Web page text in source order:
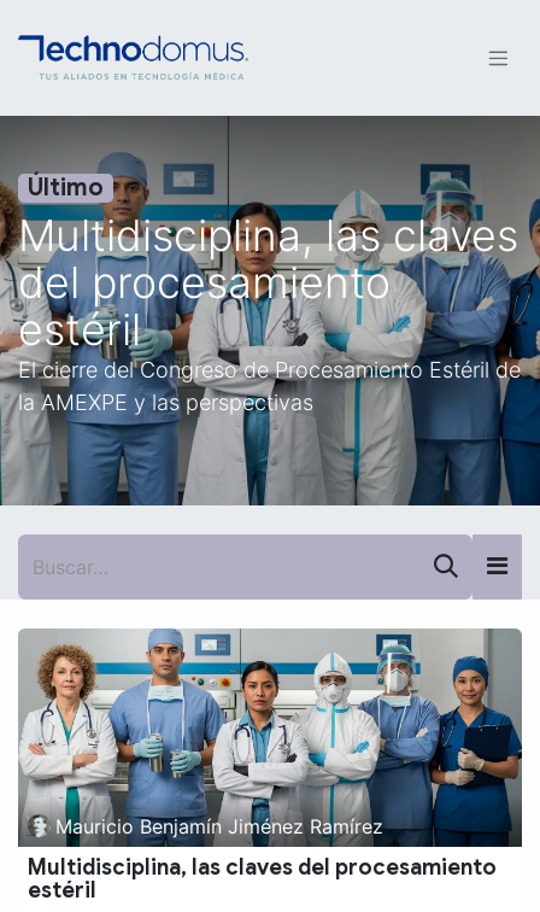
Último
Multidisciplina, las claves
del procesamiento
estéril
El cierre del Congreso de Procesamiento Estéril de
la AMEXPE y las perspectivas
Mauricio Benjamín Jiménez Ramírez
Multidisciplina, las claves del procesamiento
estéril